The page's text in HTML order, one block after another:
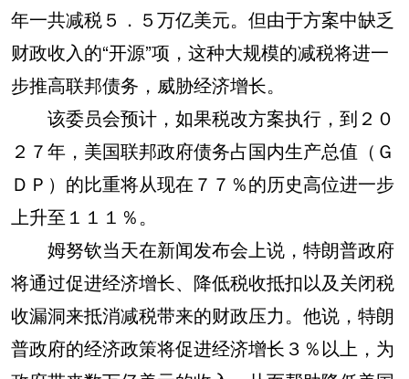
年一共减税５．５万亿美元。但由于方案中缺乏
财政收入的“开源”项，这种大规模的减税将进一
步推高联邦债务，威胁经济增长。
该委员会预计，如果税改方案执行，到２０
２７年，美国联邦政府债务占国内生产总值（Ｇ
ＤＰ）的比重将从现在７７％的历史高位进一步
上升至１１１％。
姆努钦当天在新闻发布会上说，特朗普政府
将通过促进经济增长、降低税收抵扣以及关闭税
收漏洞来抵消减税带来的财政压力。他说，特朗
普政府的经济政策将促进经济增长３％以上，为